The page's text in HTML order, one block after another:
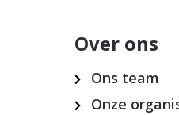
Over ons
Ons team
Onze